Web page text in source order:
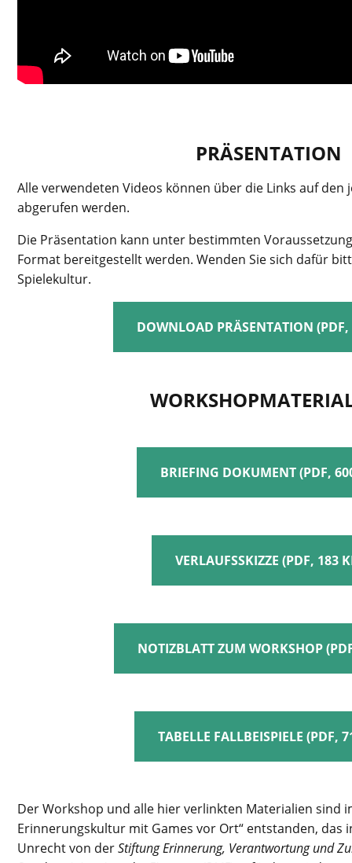
PRÄSENTATION
Alle verwendeten Videos können über die Links auf den
abgerufen werden.
Die Präsentation kann unter bestimmten
Format bereitgestellt werden. Wenden Sie sich dafür
Spielekultur.
DOWNLOAD PRÄSENTATION
BRIEFING DOKUMENT (PDF,
VERLAUFSSKIZZE (PDF, 183
NOTIZBLATT ZUM WORKSHOP
TABELLE FALLBEISPIELE (PDF,
Der Workshop und alle hier verlinkten Materialien sind
Erinnerungskultur mit Games vor Ort“ entstanden, das
Unrecht von derStiftung Erinnerung, Verantwortung und